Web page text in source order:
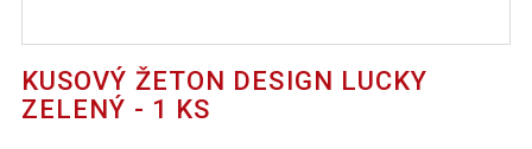
KUSOVÝ ŽETON DESIGN LUCKY
ZELENÝ - 1 KS